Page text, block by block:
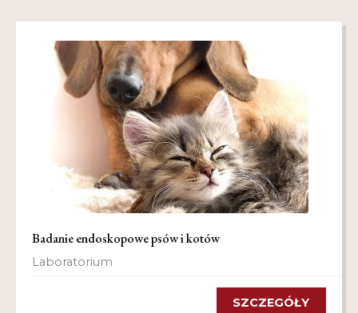
Shop
Test
Tutor na UPWr
Mistrzowie dydaktyki
Mistrzowie dydaktyki 2
Badanie endoskopowe psów i kotów
Laboratorium
SZCZEGÓŁY